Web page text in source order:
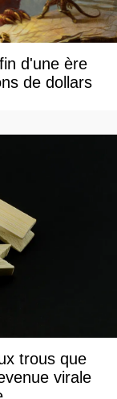
d'une ère
de dollars
trous que
virale